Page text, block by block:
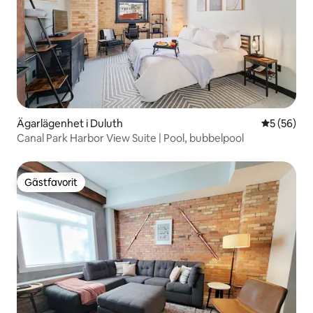
Ägarlägenhet i Duluth 5 av 5 i
5 (56)
Canal Park Harbor View Suite | Pool, bubbelpool
Gästfavorit
Gästfavorit